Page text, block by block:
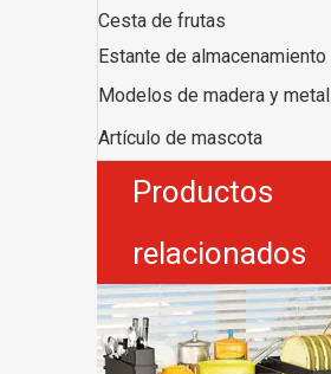
Cesta de frutas
Estante de almacenamiento
Modelos de madera y metal
Artículo de mascota
Productos
relacionados